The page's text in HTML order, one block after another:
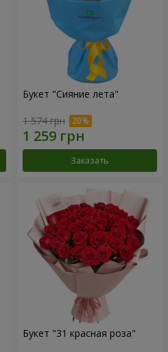
Букет "Сияние лета"
1 574 грн
Заказать
Букет "31 красная роза"